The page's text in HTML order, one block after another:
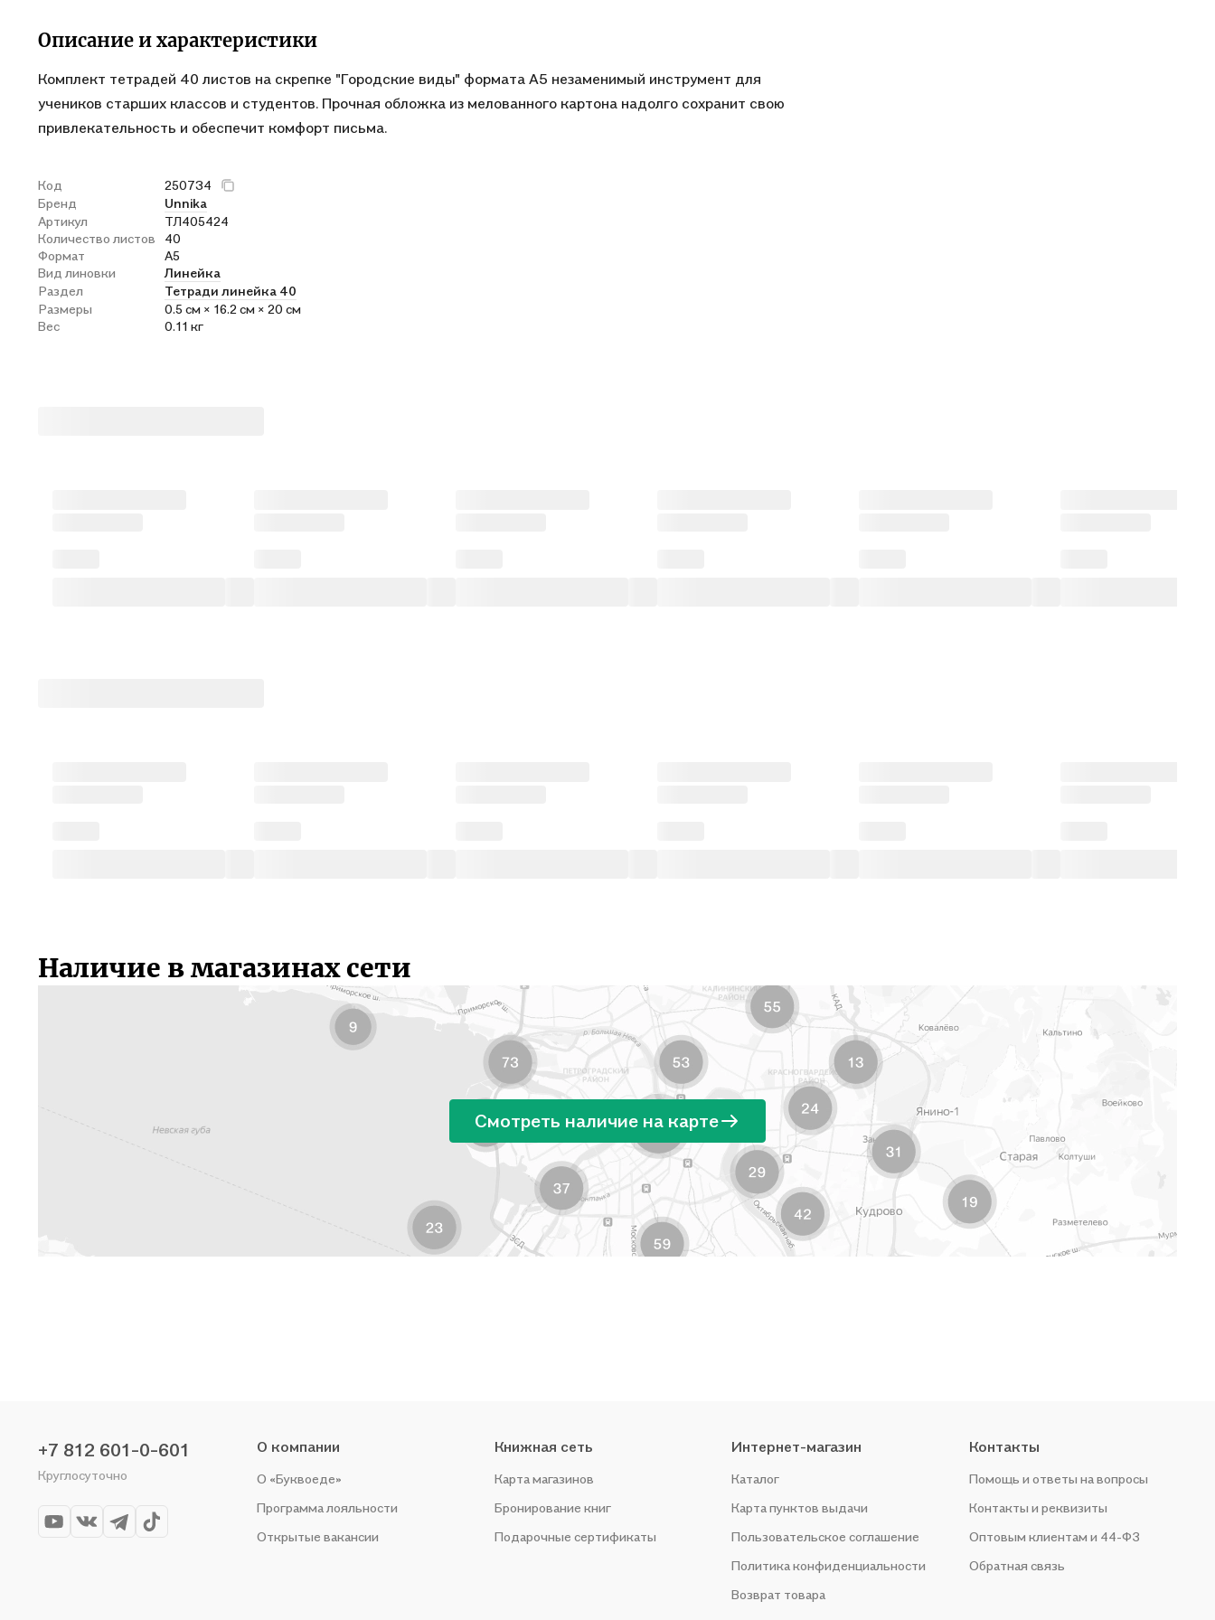
Описание и характеристики
Комплект тетрадей 40 листов на скрепке "Городские виды" формата А5 незаменимый инструмент для
учеников старших классов и студентов. Прочная обложка из мелованного картона надолго сохранит свою
привлекательность и обеспечит комфорт письма.
Код
250734
Бренд
Unnika
Артикул
ТЛ405424
Количество листов
40
Формат
А5
Вид линовки
Линейка
Раздел
Тетради линейка 40
Размеры
0.5 см × 16.2 см × 20 см
Вес
0.11 кг
Наличие в магазинах сети
Смотреть наличие на карте
+7 812 601-0-601
Круглосуточно
О компании
О «Буквоеде»
Программа лояльности
Открытые вакансии
Книжная сеть
Карта магазинов
Бронирование книг
Подарочные сертификаты
Интернет-магазин
Каталог
Карта пунктов выдачи
Пользовательское соглашение
Политика конфиденциальности
Возврат товара
Контакты
Помощь и ответы на вопросы
Контакты и реквизиты
Оптовым клиентам и 44-ФЗ
Обратная связь